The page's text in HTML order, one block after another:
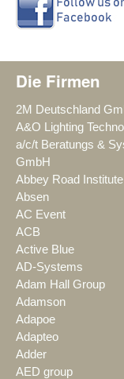
Die Firmen
2M Deutschland
A&O Lighting
a/c/t Beratungs &
GmbH
Abbey Road Institute
Absen
AC Event
ACB
Active Blue
AD-Systems
Adam Hall Group
Adamson
Adapoe
Adapteo
Adder
AED group